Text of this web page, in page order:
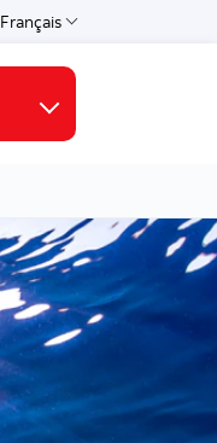
Français
Choisissez une langue
Liens connexes